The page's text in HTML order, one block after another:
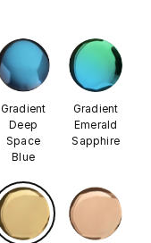
Gradient
Deep
Space
Blue
Gradient
Emerald
Sapphire